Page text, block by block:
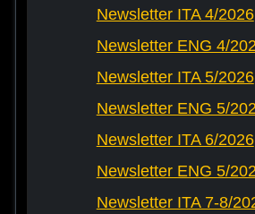
Newsletter ITA 4/2026
Newsletter ENG 4/
Newsletter ITA 5/2026
Newsletter ENG 5/
Newsletter ITA 6/2026
Newsletter ENG 5/
Newsletter ITA 7-8/